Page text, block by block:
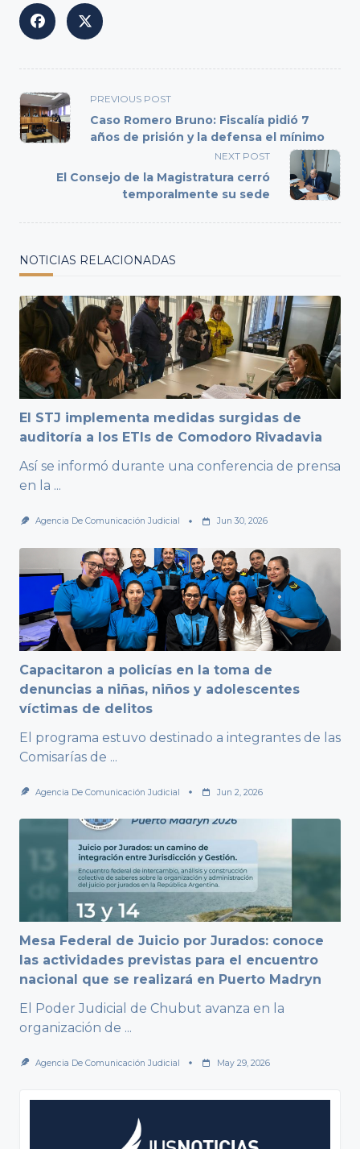
<span
class="nav-
subtitle
reader-
text">Page</span>
PREVIOUS POST
Caso Romero Bruno: Fiscalía pidió 7
años de prisión y la defensa el mínimo
NEXT POST
El Consejo de la Magistratura cerró
temporalmente su sede
NOTICIAS RELACIONADAS
El STJ implementa medidas surgidas de
auditoría a los ETIs de Comodoro Rivadavia
Así se informó durante una conferencia de prensa
en la ...
Agencia De Comunicación Judicial Jun 30, 2026
Capacitaron a policías en la toma de
denuncias a niñas, niños y adolescentes
víctimas de delitos
El programa estuvo destinado a integrantes de las
Comisarías de ...
Agencia De Comunicación Judicial Jun 2, 2026
Mesa Federal de Juicio por Jurados: conoce
las actividades previstas para el encuentro
nacional que se realizará en Puerto Madryn
El Poder Judicial de Chubut avanza en la
organización de ...
Agencia De Comunicación Judicial May 29, 2026